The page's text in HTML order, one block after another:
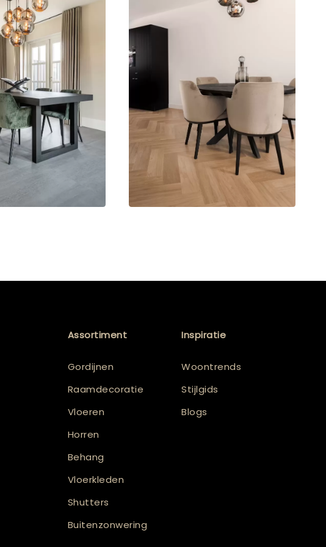
Assortiment
Gordijnen
Raamdecoratie
Vloeren
Horren
Behang
Vloerkleden
Shutters
Buitenzonwering
Inspiratie
Woontrends
Stijlgids
Blogs